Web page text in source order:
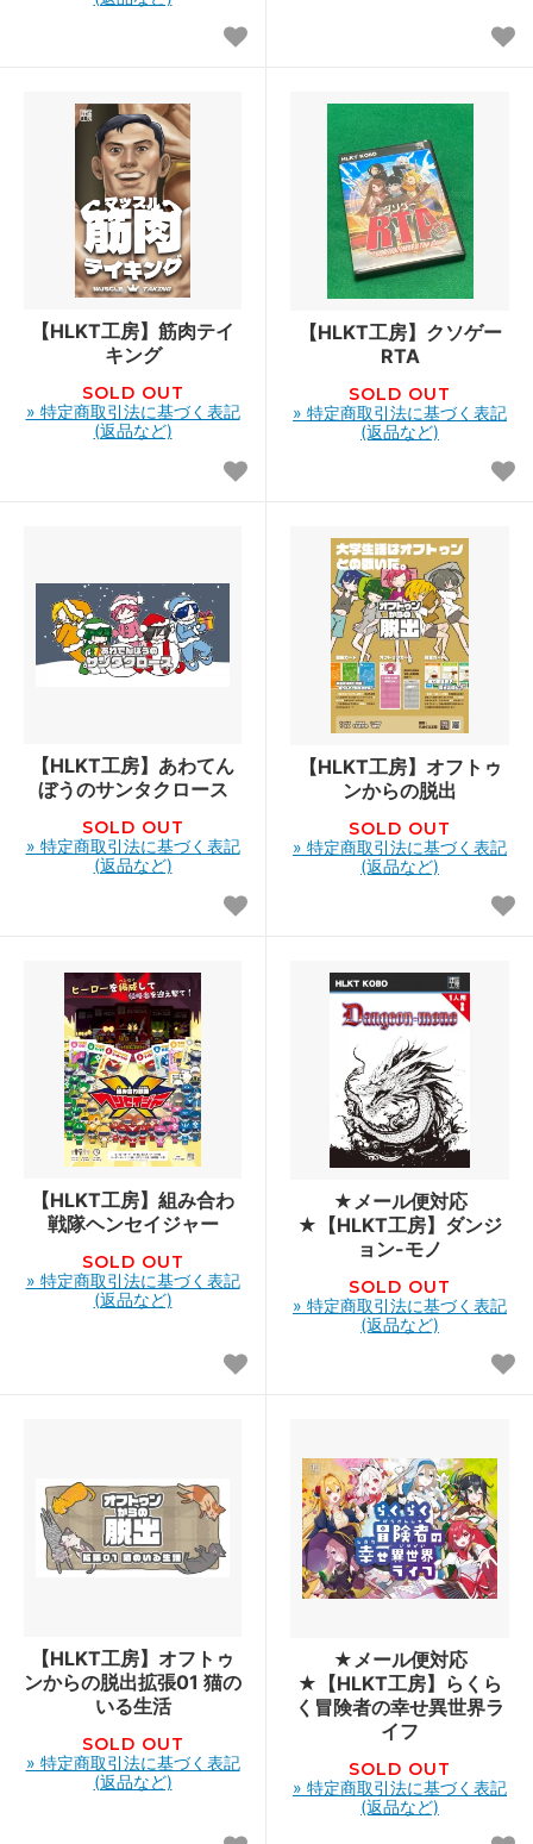
【HLKT工房】筋肉テイ
キング
SOLD OUT
» 特定商取引法に基づく表記
(返品など)
【HLKT工房】クソゲー
RTA
SOLD OUT
» 特定商取引法に基づく表記
(返品など)
【HLKT工房】あわてん
ぼうのサンタクロース
SOLD OUT
» 特定商取引法に基づく表記
(返品など)
【HLKT工房】オフトゥ
ンからの脱出
SOLD OUT
» 特定商取引法に基づく表記
(返品など)
【HLKT工房】組み合わ
戦隊ヘンセイジャー
SOLD OUT
» 特定商取引法に基づく表記
(返品など)
★メール便対応
★【HLKT工房】ダンジ
ョン-モノ
SOLD OUT
» 特定商取引法に基づく表記
(返品など)
【HLKT工房】オフトゥ
ンからの脱出拡張01 猫の
いる生活
SOLD OUT
» 特定商取引法に基づく表記
(返品など)
★メール便対応
★【HLKT工房】らくら
く冒険者の幸せ異世界ラ
イフ
SOLD OUT
» 特定商取引法に基づく表記
(返品など)